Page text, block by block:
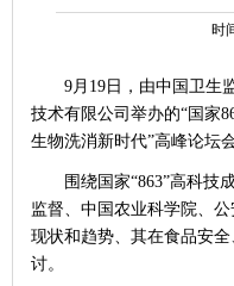
时
9月19日，由中国卫生
技术有限公司举办的“国家
生物洗消新时代”高峰论坛
围绕国家“863”高科
监督、中国农业科学院、
现状和趋势、其在食品安
讨。